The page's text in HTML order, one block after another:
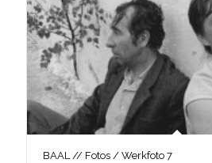
BAAL // Fotos / Werkfoto 7